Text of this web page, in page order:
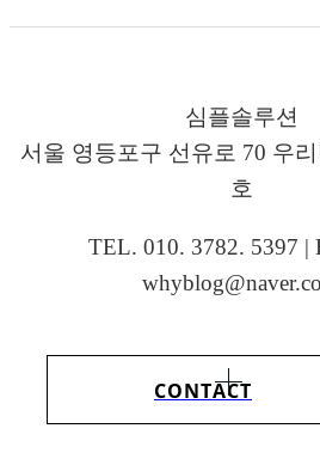
심플솔루션
서울 영등포구 선유로 70 우
호
TEL. 010. 3782. 5397 |
CONTACT